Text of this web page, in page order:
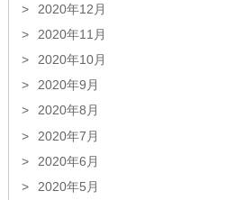
2020年12月
2020年11月
2020年10月
2020年9月
2020年8月
2020年7月
2020年6月
2020年5月